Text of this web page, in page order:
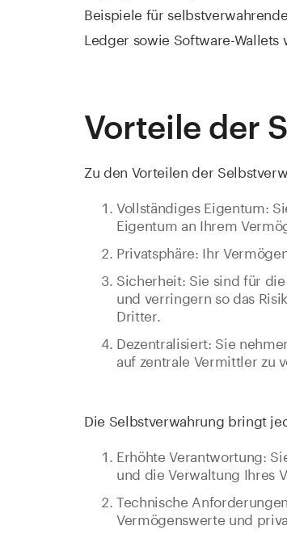
Beispiele für
Ledger sowie Software-Wallets
Vorteile der
Zu den Vorteilen der
Vollständiges Eigentum:
Eigentum an Ihrem
Privatsphäre: Ihr
Sicherheit: Sie sind für
und verringern so das
Dritter.
Dezentralisiert: Sie
auf zentrale Vermittler zu
Die Selbstverwahrung bringt
Erhöhte Verantwortung:
und die Verwaltung Ihres
Technische
Vermögenswerte und